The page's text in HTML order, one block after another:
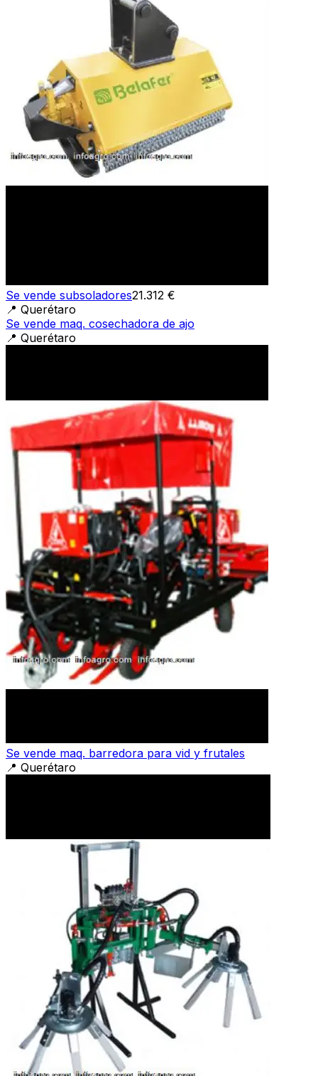
Se vende subsoladores21.312 €
📍 Querétaro
Se vende maq. cosechadora de ajo
📍 Querétaro
Se vende maq. barredora para vid y frutales
📍 Querétaro